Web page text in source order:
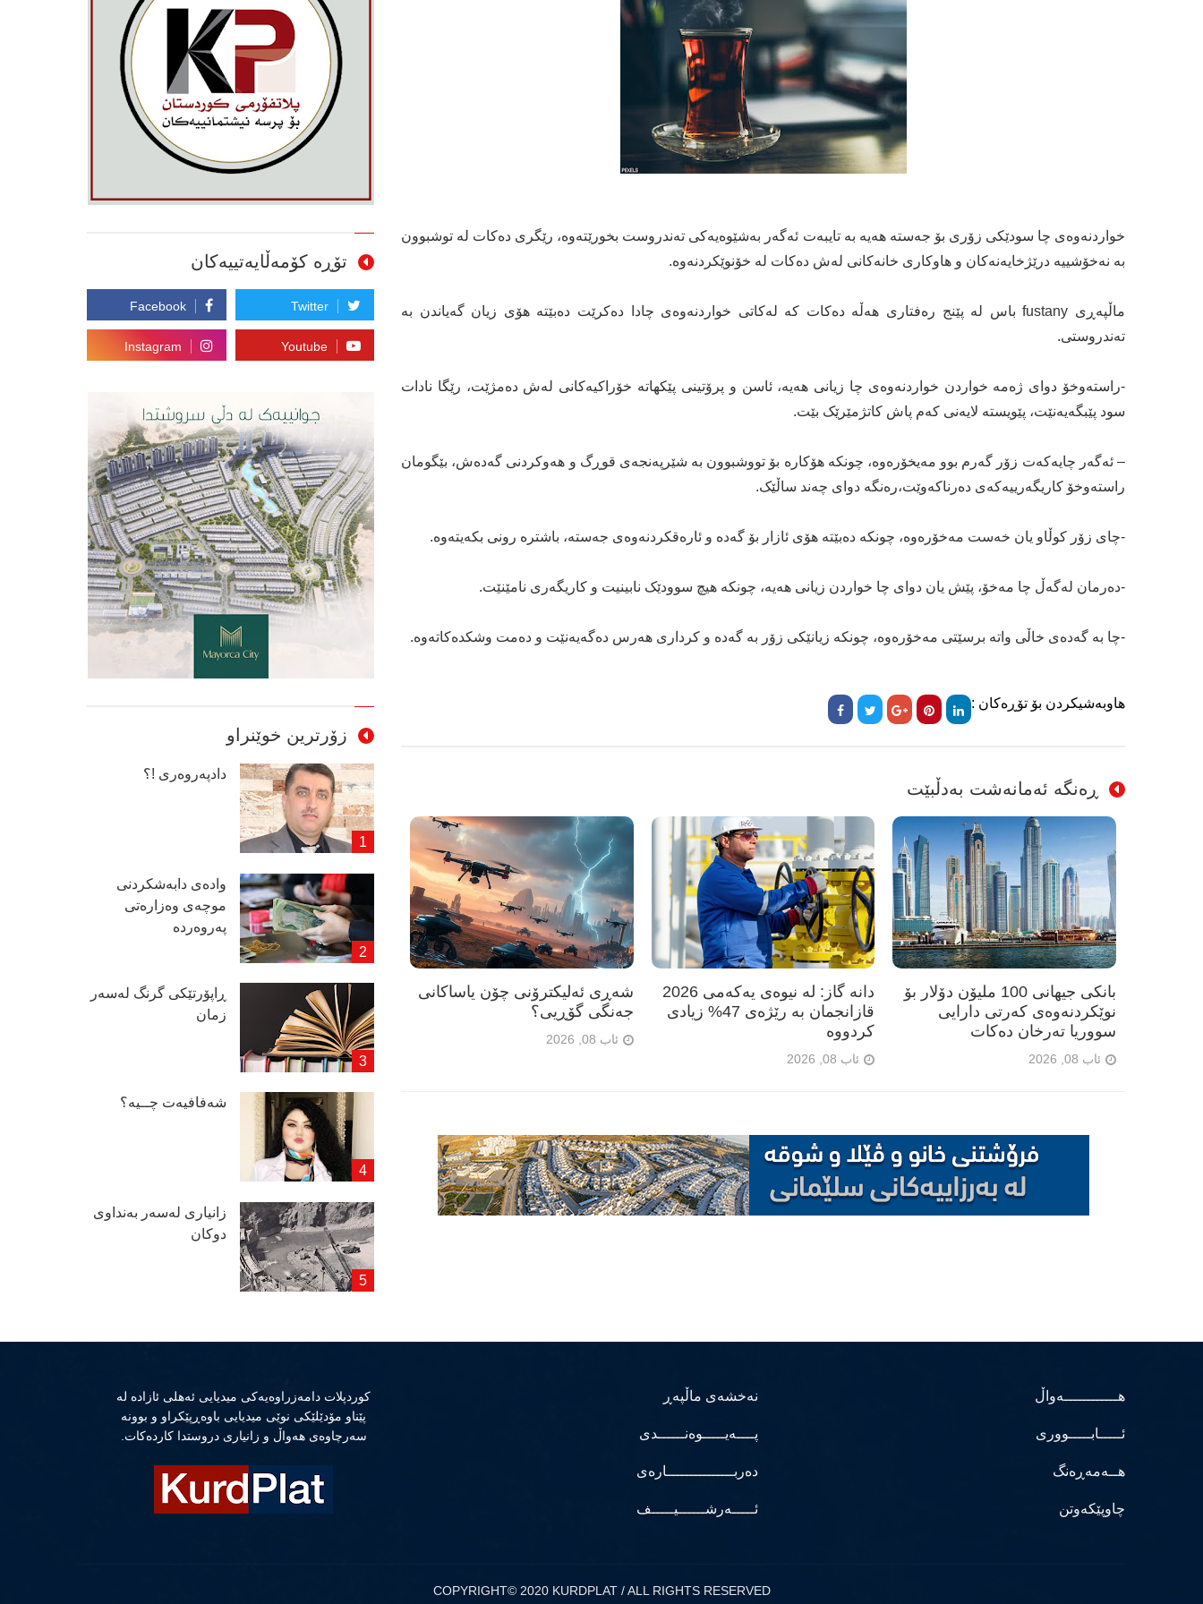
خواردنەوەی چا سودێکی زۆری بۆ جەستە ھەیە بە تایبەت ئەگەر بەشێوەیەکی تەندروست بخورێتەوە، رێگری دەکات لە توشبوون
بە نەخۆشییە درێژخایەنەکان و هاوکاری خانەکانی لەش دەکات لە خۆنوێکردنەوە.
ماڵپەڕی fustany باس لە پێنج رەفتاری هەڵە دەکات کە لەکاتی خواردنەوەی چادا دەکرێت دەبێتە ھۆی زیان گەیاندن بە
تەندروستی.
-راستەوخۆ دوای ژەمە خواردن خواردنەوەی چا زیانی هەیە، ئاسن و پرۆتینی پێکهاتە خۆراکیەکانی لەش دەمژێت، رێگا نادات
سود پێبگەیەنێت، پێویستە لایەنی کەم پاش کاتژمێرێک بێت.
– ئەگەر چایەکەت زۆر گەرم بوو مەیخۆرەوە، چونکە هۆکارە بۆ تووشبوون بە شێرپەنجەی قوڕگ و هەوکردنی گەدەش، بێگومان
راستەوخۆ کاریگەرییەکەی دەرناکەوێت،رەنگە دوای چەند ساڵێک.
-چای زۆر کوڵاو یان خەست مەخۆرەوە، چونکە دەبێتە هۆی ئازار بۆ گەدە و ئارەقکردنەوەی جەستە، باشترە رونی بکەیتەوە.
-دەرمان لەگەڵ چا مەخۆ، پێش یان دوای چا خواردن زیانی هەیە، چونکە هیچ سوودێک نابینیت و کاریگەری نامێنێت.
-چا بە گەدەی خاڵی واتە برسێتی مەخۆرەوە، چونکە زیانێکی زۆر بە گەدە و کرداری هەرس دەگەیەنێت و دەمت وشکدەکاتەوە.
هاوبەشیکردن بۆ تۆڕەکان :
ڕەنگە ئەمانەشت بەدڵبێت
شەڕی ئەلیکترۆنی چۆن یاساکانی
جەنگی گۆڕیی؟
ئاب 08, 2026
دانە گاز: لە نیوەی یەکەمی 2026
قازانجمان بە رێژەی 47% زیادی
کردووە
ئاب 08, 2026
بانکی جیهانی 100 ملیۆن دۆلار بۆ
نوێکردنەوەی کەرتی دارایی
سووریا تەرخان دەکات
ئاب 08, 2026
تۆڕە کۆمەڵایەتییەکان
زۆرترین خوێنراو
دادپەروەری !؟
وادەی دابەشكردنی
موچەی وەزارەتی
پەروەردە
ڕاپۆرتێكی گرنگ لەسەر
زمان
شەفافیەت چــیە؟
زانیاری لەسەر بەنداوی
دوكان
هــــــــــــەواڵ
ئـــــابـــــووری
هــەمەڕەنگ
چاوپێکەوتن
نەخشەی ماڵپەڕ
پــــەیـــــوەنــــــدی
دەربـــــــــــــــارەی
ئـــــەرشــــــیـــــف
كوردپلات دامەزراوەیەكی میدیایی ئەهلی ئازادە لە
پێناو مۆدێلێكی نوێی میدیایی باوەڕپێكراو و بوونە
سەرچاوەی هەواڵ و زانیاری دروستدا كاردەكات.
COPYRIGHT© 2020 KURDPLAT / ALL RIGHTS RESERVED